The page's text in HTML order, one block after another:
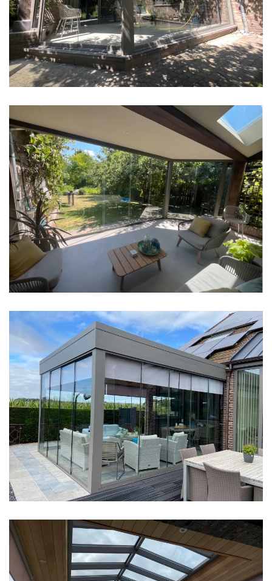
klik voor slideshow
klik voor slideshow